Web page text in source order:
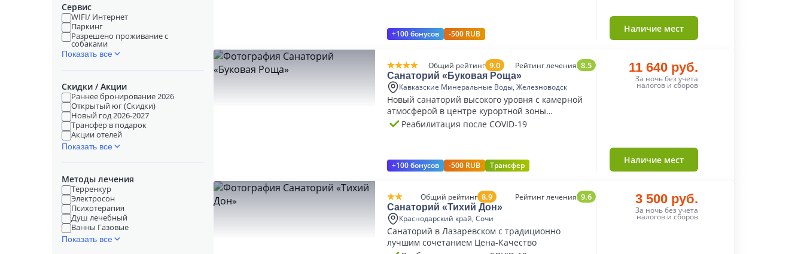
Сервис
WIFI/ Интернет
Паркинг
Разрешено проживание с
собаками
Показать все
Скидки / Акции
Раннее бронирование 2026
Открытый юг (Скидки)
Новый год 2026-2027
Трансфер в подарок
Акции отелей
Показать все
Методы лечения
Терренкур
Электросон
Психотерапия
Душ лечебный
Ванны Газовые
Показать все
+100 бонусов -500 RUB Наличие мест
Общий рейтинг 9.0 Рейтинг лечения 8.5
Санаторий «Буковая Роща»
Кавказские Минеральные Воды, Железноводск
Новый санаторий высокого уровня с камерной
атмосферой в центре курортной зоны
Железноводска
Реабилитация после COVID-19
+100 бонусов -500 RUB Трансфер
11 640 руб.
За ночь без учета
налогов и сборов
Наличие мест
Общий рейтинг 8.9 Рейтинг лечения 9.6
Санаторий «Тихий Дон»
Краснодарский край, Сочи
Санаторий в Лазаревском с традиционно
лучшим сочетанием Цена-Качество
3 500 руб.
За ночь без учета
налогов и сборов